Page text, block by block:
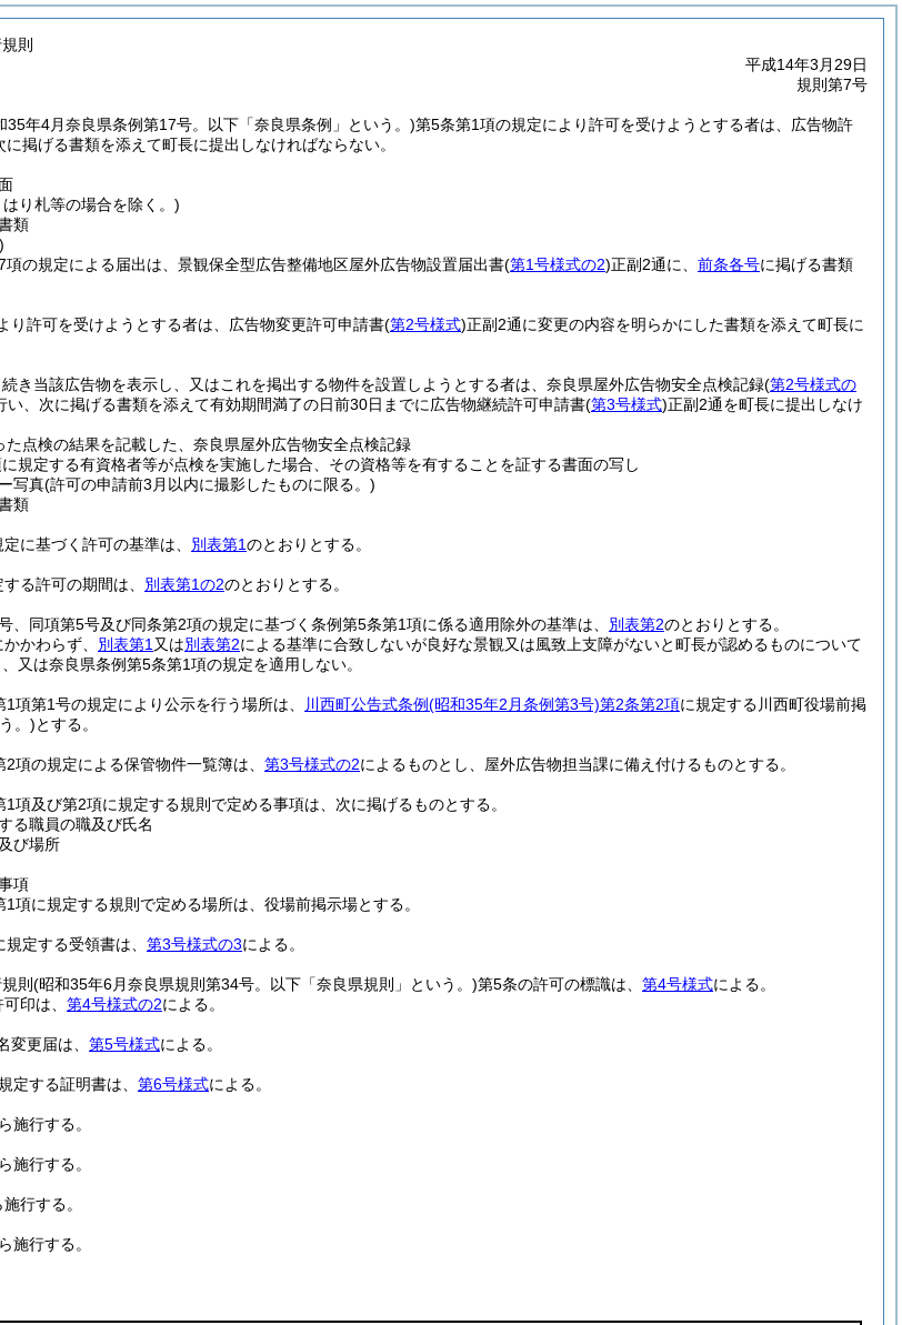
則
平成14年3月29日
規則第7号
35年4月奈良県条例第17号。以下「奈良県条例」という。)第5条第1項の規定により許可を受けようとする者は、広告物許
に掲げる書類を添えて町長に提出しなければならない。
り札等の場合を除く。)
類
の規定による届出は、景観保全型広告整備地区屋外広告物設置届出書(第1号様式の2)正副2通に、 前条各号に掲げる書類
り許可を受けようとする者は、広告物変更許可申請書(第2号様式)正副2通に変更の内容を明らかにした書類を添えて町長に
き当該広告物を表示し、又はこれを掲出する物件を設置しようとする者は、奈良県屋外広告物安全点検記録(第2号様式の
い、次に掲げる書類を添えて有効期間満了の日前30日までに広告物継続許可申請書(第3号様式)正副2通を町長に提出しなけ
点検の結果を記載した、奈良県屋外広告物安全点検記録
規定する有資格者等が点検を実施した場合、その資格等を有することを証する書面の写し
写真(許可の申請前3月以内に撮影したものに限る。)
類
に基づく許可の基準は、 別表第1のとおりとする。
る許可の期間は、 別表第1の2のとおりとする。
、同項第5号及び同条第2項の規定に基づく条例第5条第1項に係る適用除外の基準は、 別表第2のとおりとする。
かわらず、 別表第1 又は別表第2による基準に合致しないが良好な景観又は風致上支障がないと町長が認めるものについて
又は奈良県条例第5条第1項の規定を適用しない。
項第1号の規定により公示を行う場所は、 川西町公告式条例(昭和35年2月条例第3号)第2条第2項に規定する川西町役場前掲
。)とする。
項の規定による保管物件一覧簿は、 第3号様式の2によるものとし、屋外広告物担当課に備え付けるものとする。
項及び第2項に規定する規則で定める事項は、次に掲げるものとする。
る職員の職及び氏名
び場所
項
項に規定する規則で定める場所は、役場前掲示場とする。
定する受領書は、 第3号様式の3による。
則 (昭和35年6月奈良県規則第34号。以下「奈良県規則」という。)第5条の許可の標識は、 第4号様式による。
印は、 第4号様式の2による。
変更届は、 第5号様式による。
定する証明書は、 第6号様式による。
施行する。
施行する。
行する。
施行する。